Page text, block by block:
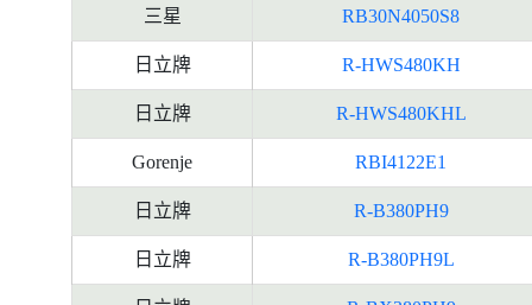
三星 RB30N4050S8
日立牌 R-HWS480KH
日立牌 R-HWS480KHL
Gorenje RBI4122E1
日立牌 R-B380PH9
日立牌 R-B380PH9L